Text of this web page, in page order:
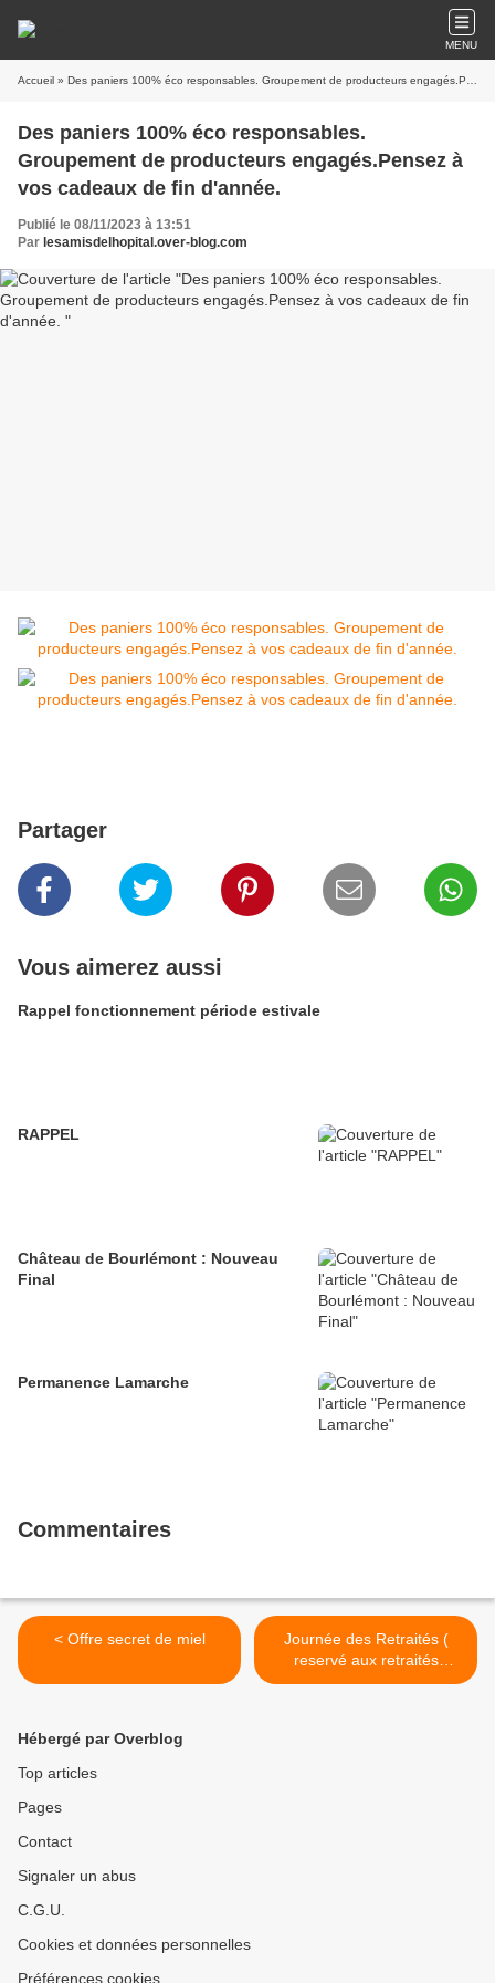
MENU
Accueil » Des paniers 100% éco responsables. Groupement de producteurs engagés.Pensez à vos cadeaux de fin d'année.
Des paniers 100% éco responsables.
Groupement de producteurs engagés.Pensez à
vos cadeaux de fin d'année.
Publié le 08/11/2023 à 13:51
Par lesamisdelhopital.over-blog.com
Partager
Vous aimerez aussi
Rappel fonctionnement période estivale
RAPPEL
Château de Bourlémont : Nouveau
Final
Permanence Lamarche
Commentaires
< Offre secret de miel
Journée des Retraités (
reservé aux retraités
amicalistes 2023) REPAS
Hébergé par Overblog
Top articles
Pages
Contact
Signaler un abus
C.G.U.
Cookies et données personnelles
Préférences cookies